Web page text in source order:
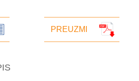
PREUZMI